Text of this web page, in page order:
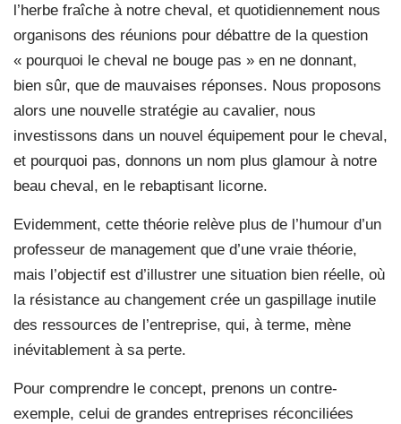
l’herbe fraîche à notre cheval, et quotidiennement nous
organisons des réunions pour débattre de la question
« pourquoi le cheval ne bouge pas » en ne donnant,
bien sûr, que de mauvaises réponses. Nous proposons
alors une nouvelle stratégie au cavalier, nous
investissons dans un nouvel équipement pour le cheval,
et pourquoi pas, donnons un nom plus glamour à notre
beau cheval, en le rebaptisant licorne.
Evidemment, cette théorie relève plus de l’humour d’un
professeur de management que d’une vraie théorie,
mais l’objectif est d’illustrer une situation bien réelle, où
la résistance au changement crée un gaspillage inutile
des ressources de l’entreprise, qui, à terme, mène
inévitablement à sa perte.
Pour comprendre le concept, prenons un contre-
exemple, celui de grandes entreprises réconciliées